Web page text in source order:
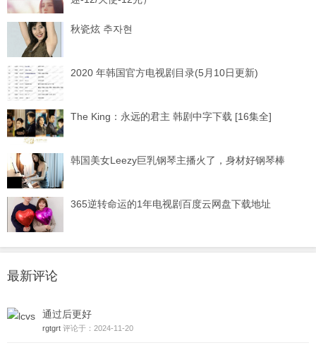
秋瓷炫 추자현
2020 年韩国官方电视剧目录(5月10日更新)
The King：永远的君主 韩剧中字下载 [16集全]
韩国美女Leezy巨乳钢琴主播火了，身材好钢琴棒
365逆转命运的1年电视剧百度云网盘下载地址
最新评论
通过后更好
rgtgrt 评论于：2024-11-20